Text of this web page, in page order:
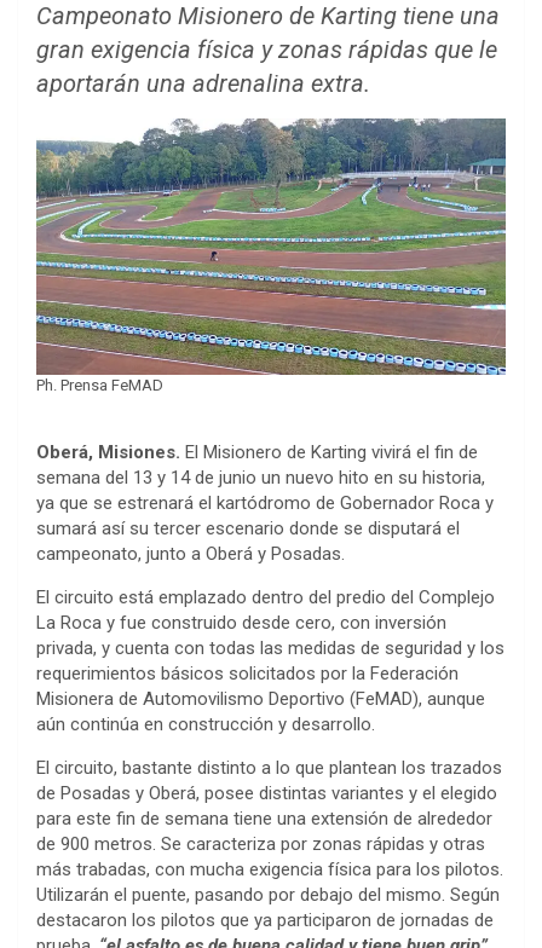
Campeonato Misionero de Karting tiene una
gran exigencia física y zonas rápidas que le
aportarán una adrenalina extra.
Ph. Prensa FeMAD
Oberá, Misiones. El Misionero de Karting vivirá el fin de
semana del 13 y 14 de junio un nuevo hito en su historia,
ya que se estrenará el kartódromo de Gobernador Roca y
sumará así su tercer escenario donde se disputará el
campeonato, junto a Oberá y Posadas.
El circuito está emplazado dentro del predio del Complejo
La Roca y fue construido desde cero, con inversión
privada, y cuenta con todas las medidas de seguridad y los
requerimientos básicos solicitados por la Federación
Misionera de Automovilismo Deportivo (FeMAD), aunque
aún continúa en construcción y desarrollo.
El circuito, bastante distinto a lo que plantean los trazados
de Posadas y Oberá, posee distintas variantes y el elegido
para este fin de semana tiene una extensión de alrededor
de 900 metros. Se caracteriza por zonas rápidas y otras
más trabadas, con mucha exigencia física para los pilotos.
Utilizarán el puente, pasando por debajo del mismo. Según
destacaron los pilotos que ya participaron de jornadas de